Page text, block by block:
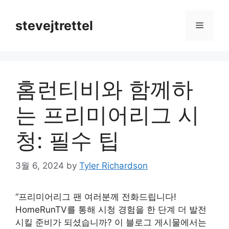
contentstevejtrettel Menu
홈런티비와 함께하
는 프리미어리그 시
청: 필수 팁
3월 6, 2024 by Tyler Richardson
“프리미어리그 팬 여러분께 전화드립니다!
HomeRunTV를 통해 시청 경험을 한 단계 더 발전
시킬 준비가 되셨습니까? 이 블로그 게시물에서는